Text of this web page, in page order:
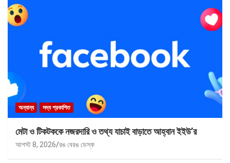
অন্যান্য সদ্য প্রকাশিত
মেটা ও টিকটককে নজরদারি ও তথ্য যাচাই বাড়াতে আহ্বান ইইউ’র
আগস্ট 8, 2026 রঙ বেরঙ ডেস্ক